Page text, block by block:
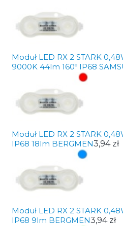
Moduł LED RX 2 STARK
9000K 44lm 160º IP68
Moduł LED RX 2 STARK
IP68 18lm BERGMEN3,94 zł
Moduł LED RX 2 STARK
IP68 9lm BERGMEN3,94 zł